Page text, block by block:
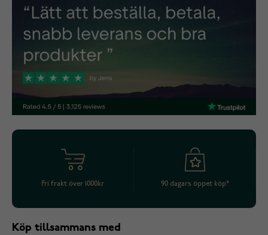
Fri frakt över 1000kr 90 dagars öppet köp*
Köp tillsammans med